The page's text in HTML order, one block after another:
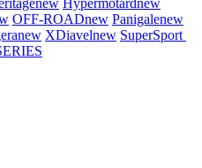
new Hypermotardnew
OFF-ROADnew Panigalenew
new XDiavelnew SuperSport